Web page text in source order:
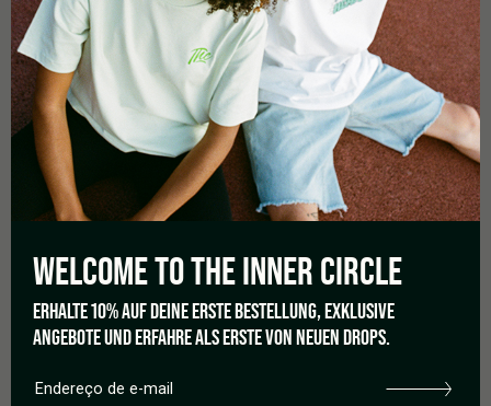
%
WELCOME TO THEINNER CIRCLE
ERHALTE 10% AUF DEINE ERSTE BESTELLUNG, EXKLUSIVE
ANGEBOTE UND ERFAHRE ALS ERSTE VON NEUEN DROPS.